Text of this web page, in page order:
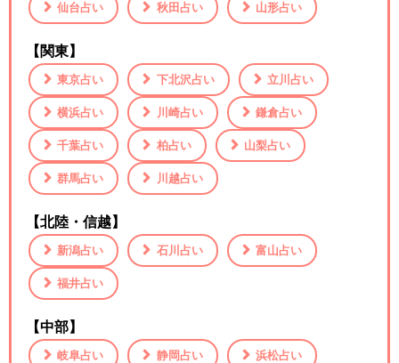
仙台占い 秋田占い 山形占い
【関東】
東京占い 下北沢占い 立川占い
横浜占い 川崎占い 鎌倉占い
千葉占い 柏占い 山梨占い
群馬占い 川越占い
【北陸・信越】
新潟占い 石川占い 富山占い
福井占い
【中部】
岐阜占い 静岡占い 浜松占い